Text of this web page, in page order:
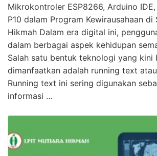
Mikrokontroler ESP8266, Arduino
P10 dalam Program Kewirausahaan di
Hikmah Dalam era digital ini,
dalam berbagai aspek kehidupan
Salah satu bentuk teknologi yang kini
dimanfaatkan adalah running text
Running text ini sering digunakan
informasi …